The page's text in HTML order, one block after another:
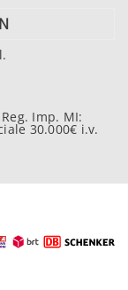
Imp. MI:
30.000€ i.v.